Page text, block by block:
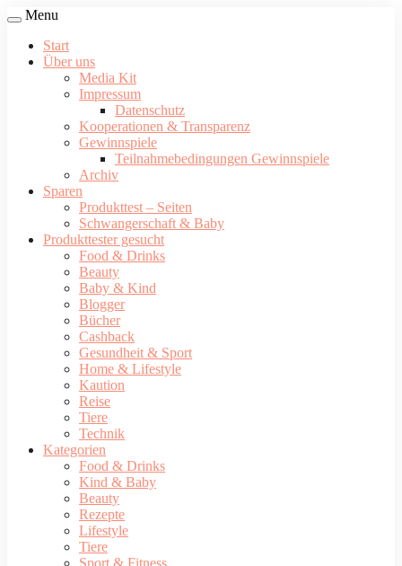
Menu
Start
Über uns
Media Kit
Impressum
Datenschutz
Kooperationen & Transparenz
Gewinnspiele
Teilnahmebedingungen Gewinnspiele
Archiv
Sparen
Produkttest – Seiten
Schwangerschaft & Baby
Produkttester gesucht
Food & Drinks
Beauty
Baby & Kind
Blogger
Bücher
Cashback
Gesundheit & Sport
Home & Lifestyle
Kaution
Reise
Tiere
Technik
Kategorien
Food & Drinks
Kind & Baby
Beauty
Rezepte
Lifestyle
Tiere
Sport & Fitness